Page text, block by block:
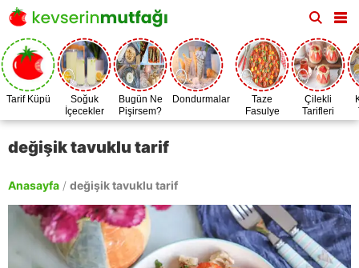
Tarif Küpü
Soğuk
İçecekler
Bugün Ne
Pişirsem?
Dondurmalar
Taze
Fasulye
Zamanı
Çilekli
Tarifleri
değişik tavuklu tarif
Anasayfa / değişik tavuklu tarif